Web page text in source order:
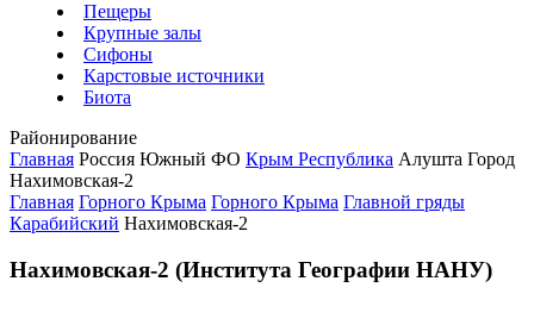
Пещеры
Крупные залы
Сифоны
Карстовые источники
Биота
Районирование
Главная Россия Южный ФО Крым Республика Алушта Город
Нахимовская-2
Главная Горного Крыма Горного Крыма Главной гряды
Карабийский Нахимовская-2
Нахимовская-2 (Института Географии НАНУ)